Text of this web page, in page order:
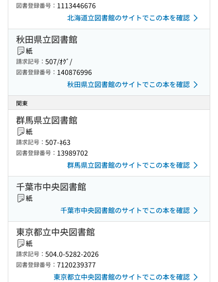
図書登録番号： 1113446676
北海道立図書館のサイトでこの本を確認
秋田県立図書館
紙
請求記号： 507/ｵｸﾞ/
図書登録番号： 140876996
秋田県立図書館のサイトでこの本を確認
関東
群馬県立図書館
紙
請求記号： 507-ﾈ63
図書登録番号： 13989702
群馬県立図書館のサイトでこの本を確認
千葉市中央図書館
紙
千葉市中央図書館のサイトでこの本を確認
東京都立中央図書館
紙
請求記号： 504.0-5282-2026
図書登録番号： 7120239377
東京都立中央図書館のサイトでこの本を確認